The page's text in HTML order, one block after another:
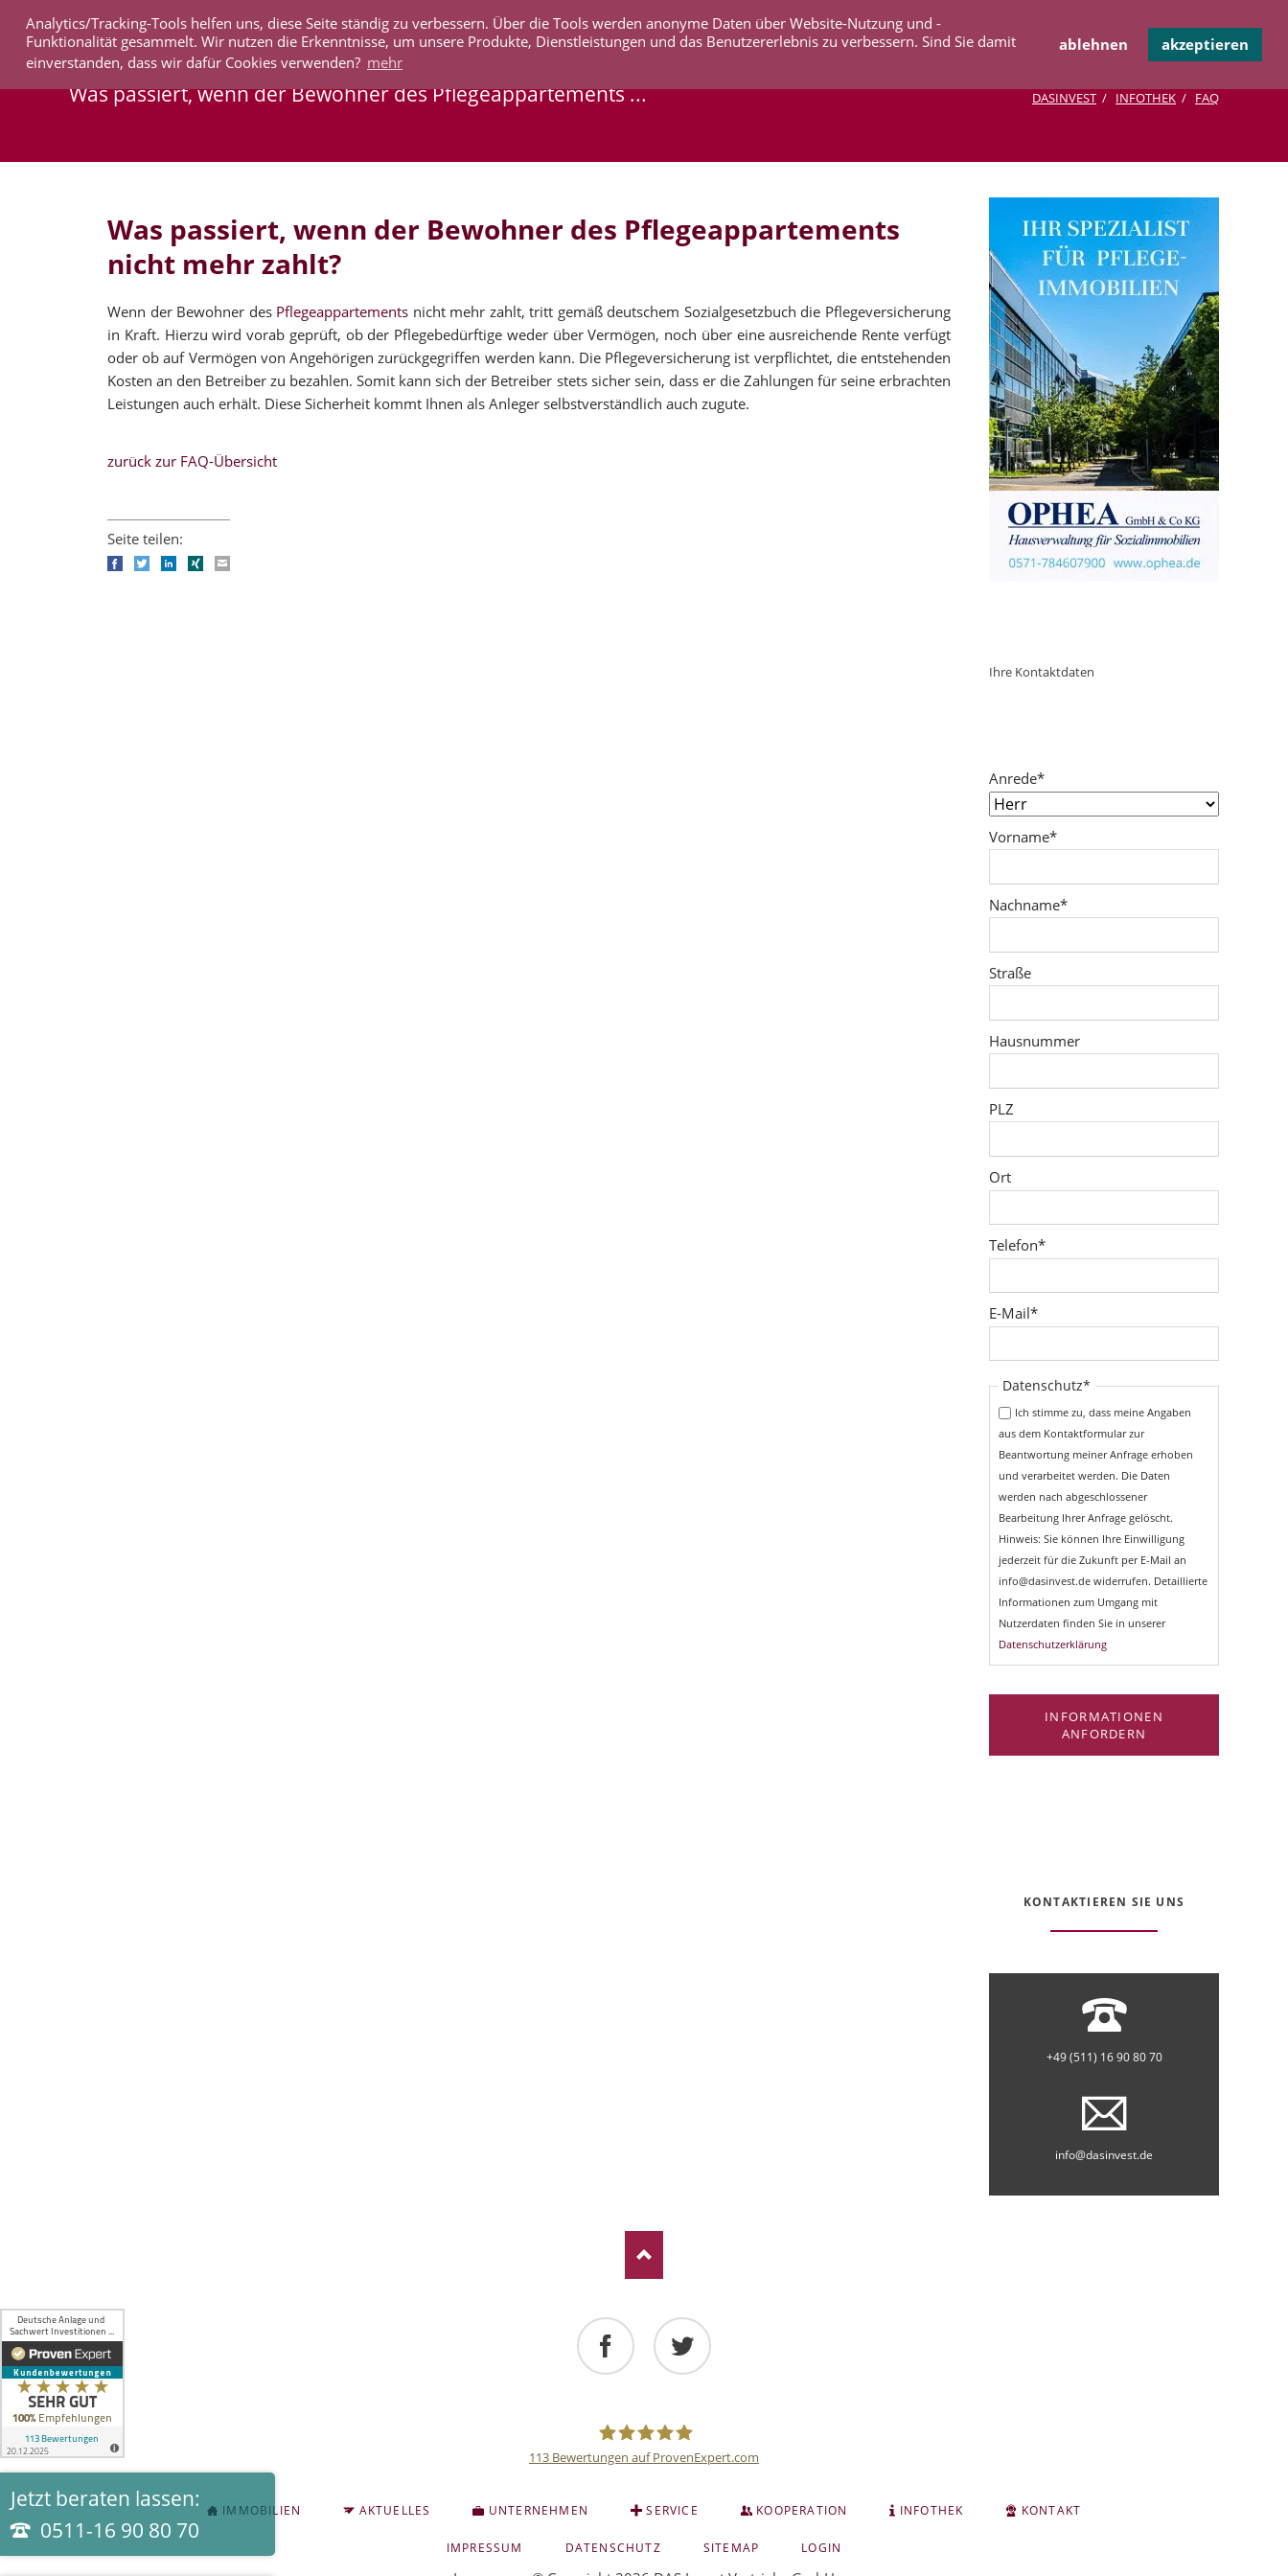
Analytics/Tracking-Tools helfen uns, diese Seite ständig zu verbessern. Über die Tools werden anonyme Daten über Website-Nutzung und -
Funktionalität gesammelt. Wir nutzen die Erkenntnisse, um unsere Produkte, Dienstleistungen und das Benutzererlebnis zu verbessern. Sind Sie damit
einverstanden, dass wir dafür Cookies verwenden? mehr
ablehnen akzeptieren
Jetzt beraten lassen:
0511-16 90 80 70
überspringen
IMMOBILIEN AKTUELLES UNTERNEHMEN SERVICE KOOPERATION KONTAKT
Was passiert, wenn der Bewohner des Pflegeappartements ... DASINVEST INFOTHEK FAQ
Was passiert, wenn der Bewohner des Pflegeappartements
nicht mehr zahlt?
Wenn der Bewohner des Pflegeappartements nicht mehr zahlt, tritt gemäß deutschem Sozialgesetzbuch die Pflegeversicherung
in Kraft. Hierzu wird vorab geprüft, ob der Pflegebedürftige weder über Vermögen, noch über eine ausreichende Rente verfügt
oder ob auf Vermögen von Angehörigen zurückgegriffen werden kann. Die Pflegeversicherung ist verpflichtet, die entstehenden
Kosten an den Betreiber zu bezahlen. Somit kann sich der Betreiber stets sicher sein, dass er die Zahlungen für seine erbrachten
Leistungen auch erhält. Diese Sicherheit kommt Ihnen als Anleger selbstverständlich auch zugute.
zurück zur FAQ-Übersicht
Seite teilen:
FacebookTwitterLinkedIn
Xing
ObjektPlatzhalter
URL
Ihre Kontaktdaten
Pflichtfeld
Anrede*
Pflichtfeld
Vorname*
Pflichtfeld
Nachname*
Straße
Hausnummer
PLZ
Ort
Pflichtfeld
Telefon*
Pflichtfeld
E-Mail*
Pflichtfeld
Datenschutz*
Ich stimme zu, dass meine Angaben
aus dem Kontaktformular zur
Beantwortung meiner Anfrage erhoben
und verarbeitet werden. Die Daten
werden nach abgeschlossener
Bearbeitung Ihrer Anfrage gelöscht.
Hinweis: Sie können Ihre Einwilligung
jederzeit für die Zukunft per E-Mail an
info@dasinvest.de widerrufen. Detaillierte
Informationen zum Umgang mit
Nutzerdaten finden Sie in unserer
Datenschutzerklärung
INFORMATIONEN
ANFORDERN
KONTAKTIEREN SIE UNS
+49 (511) 16 90 80 70
info@dasinvest.de
Anlage
113 Bewertungen auf ProvenExpert.com
NAVIGATION
ÜBERSPRINGEN
IMMOBILIEN AKTUELLES UNTERNEHMEN SERVICE KOOPERATION INFOTHEK
KONTAKT
ÜBERSPRINGEN
IMPRESSUM DATENSCHUTZ SITEMAP LOGIN